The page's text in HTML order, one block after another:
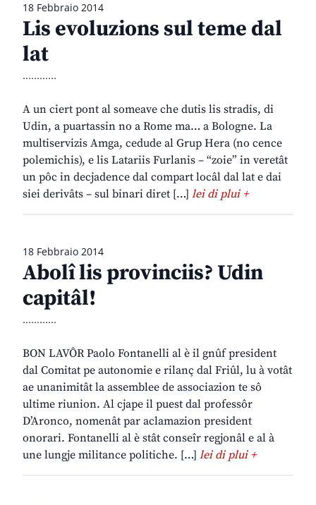
18 Febbraio 2014
Lis evoluzions sul teme dal
lat
............
A un ciert pont al someave che dutis lis stradis, di
Udin, a puartassin no a Rome ma… a Bologne. La
multiservizis Amga, cedude al Grup Hera (no cence
polemichis), e lis Latariis Furlanis – “zoie” in veretât
un pôc in decjadence dal compart locâl dal lat e dai
siei derivâts – sul binari diret […] lei di plui +
18 Febbraio 2014
Abolî lis provinciis? Udin
capitâl!
............
BON LAVÔR Paolo Fontanelli al è il gnûf president
dal Comitat pe autonomie e rilanç dal Friûl, lu à votât
ae unanimitât la assemblee de associazion te sô
ultime riunion. Al cjape il puest dal professôr
D’Aronco, nomenât par aclamazion president
onorari. Fontanelli al è stât conseîr regjonâl e al à
une lungje militance politiche. […] lei di plui +